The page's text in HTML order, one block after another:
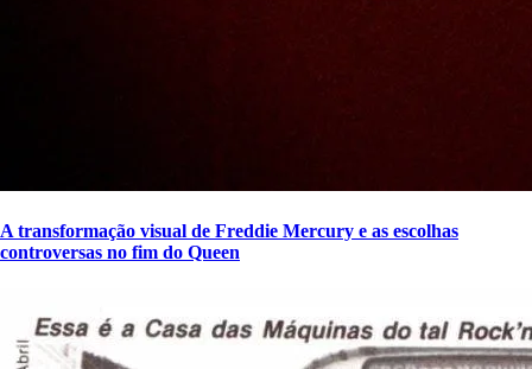
A transformação visual de Freddie Mercury e as escolhas
controversas no fim do Queen